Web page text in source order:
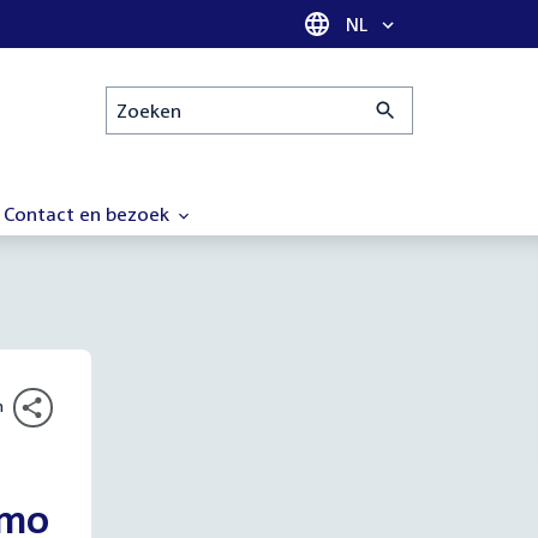
Taal selectie
NL
Zoeken
Contact en bezoek